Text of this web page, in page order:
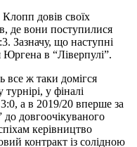
довів своїх
де вони поступилися
Зазначу, що наступні
в “Ліверпулі”.
все ж таки домігся
у фіналі
а в 2019/20 вперше за
до довгоочікуваного
керівництво
контракт із солідною